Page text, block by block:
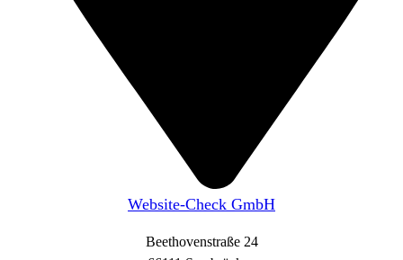
Website-Check GmbH
Beethovenstraße 24